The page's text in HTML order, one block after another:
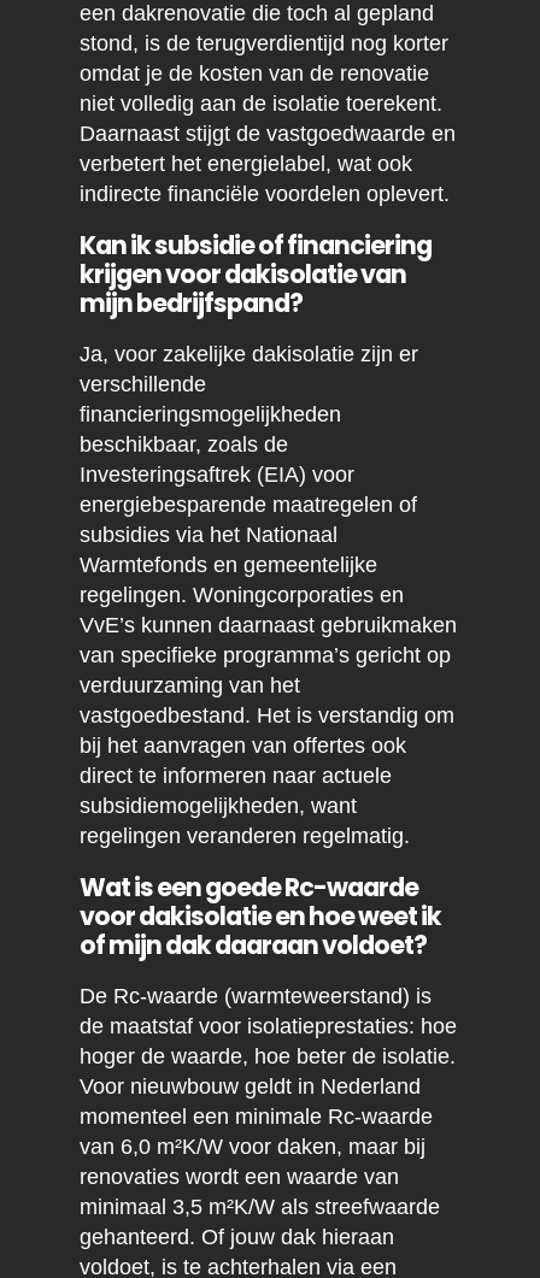
een dakrenovatie die toch al gepland
stond, is de terugverdientijd nog korter
omdat je de kosten van de renovatie
niet volledig aan de isolatie toerekent.
Daarnaast stijgt de vastgoedwaarde en
verbetert het energielabel, wat ook
indirecte financiële voordelen oplevert.
Kan ik subsidie of financiering
krijgen voor dakisolatie van
mijn bedrijfspand?
Ja, voor zakelijke dakisolatie zijn er
verschillende
financieringsmogelijkheden
beschikbaar, zoals de
Investeringsaftrek (EIA) voor
energiebesparende maatregelen of
subsidies via het Nationaal
Warmtefonds en gemeentelijke
regelingen. Woningcorporaties en
VvE’s kunnen daarnaast gebruikmaken
van specifieke programma’s gericht op
verduurzaming van het
vastgoedbestand. Het is verstandig om
bij het aanvragen van offertes ook
direct te informeren naar actuele
subsidiemogelijkheden, want
regelingen veranderen regelmatig.
Wat is een goede Rc-waarde
voor dakisolatie en hoe weet ik
of mijn dak daaraan voldoet?
De Rc-waarde (warmteweerstand) is
de maatstaf voor isolatieprestaties: hoe
hoger de waarde, hoe beter de isolatie.
Voor nieuwbouw geldt in Nederland
momenteel een minimale Rc-waarde
van 6,0 m²K/W voor daken, maar bij
renovaties wordt een waarde van
minimaal 3,5 m²K/W als streefwaarde
gehanteerd. Of jouw dak hieraan
voldoet, is te achterhalen via een